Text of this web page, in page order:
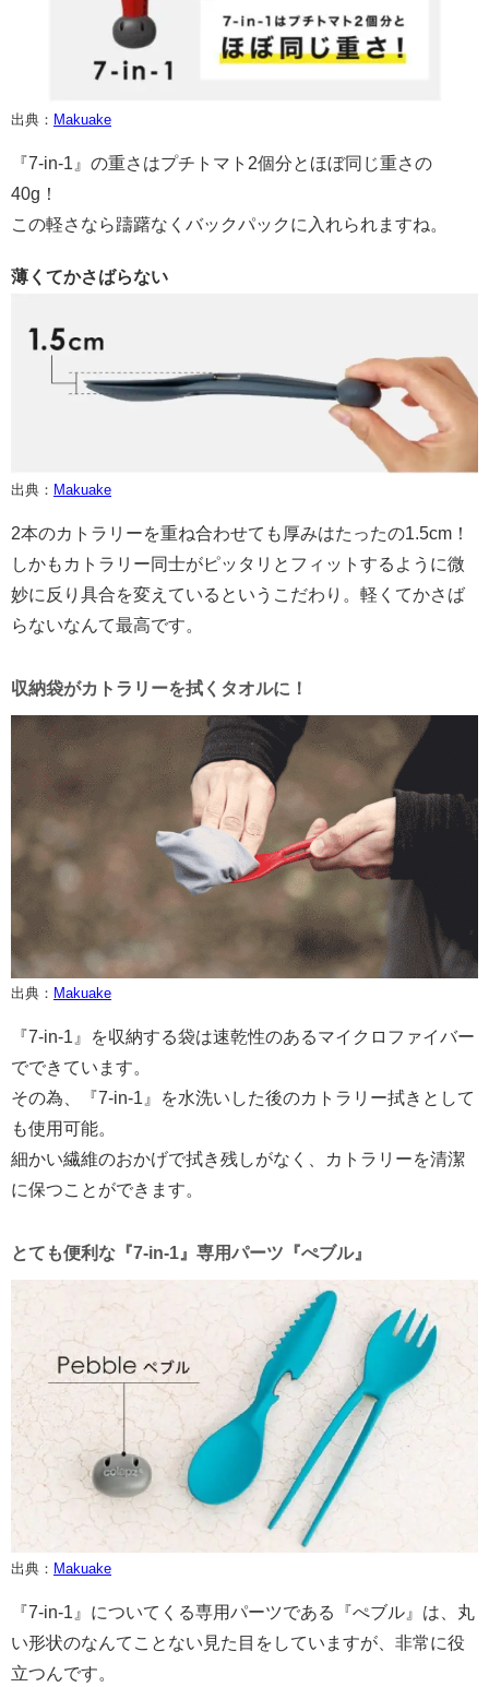
出典： Makuake
『7-in-1』の重さはプチトマト2個分とほぼ同じ重さの
40g！
この軽さなら躊躇なくバックパックに入れられますね。
薄くてかさばらない
出典： Makuake
2本のカトラリーを重ね合わせても厚みはたったの1.5cm！
しかもカトラリー同士がピッタリとフィットするように微
妙に反り具合を変えているというこだわり。軽くてかさば
らないなんて最高です。
収納袋がカトラリーを拭くタオルに！
出典： Makuake
『7-in-1』を収納する袋は速乾性のあるマイクロファイバー
でできています。
その為、『7-in-1』を水洗いした後のカトラリー拭きとして
も使用可能。
細かい繊維のおかげで拭き残しがなく、カトラリーを清潔
に保つことができます。
とても便利な『7-in-1』専用パーツ『ぺブル』
出典： Makuake
『7-in-1』についてくる専用パーツである『ぺブル』は、丸
い形状のなんてことない見た目をしていますが、非常に役
立つんです。